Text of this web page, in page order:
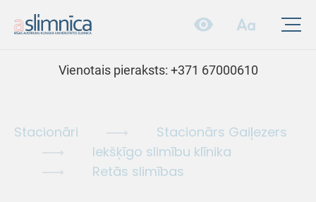
Vienotais pieraksts: +371 67000610
Stacionāri
Stacionārs Gaiļezers
Iekšķīgo slimību klīnika
Retās slimības